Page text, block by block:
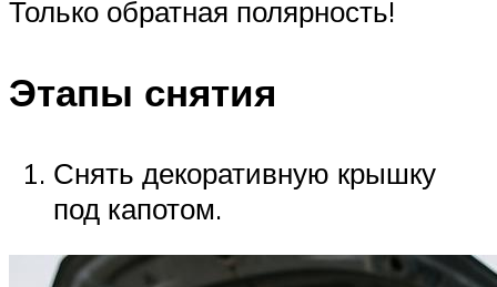
Только обратная полярность!
Этапы снятия
Снять декоративную крышку
под капотом.